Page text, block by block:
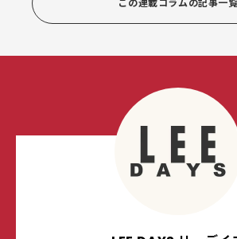
この連載コラムの記事一